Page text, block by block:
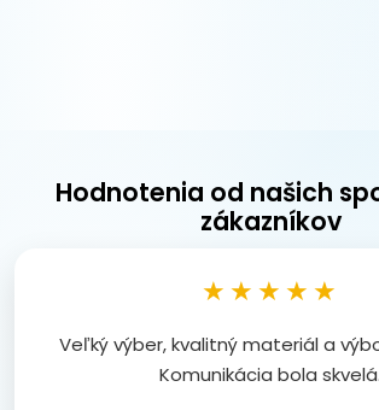
Hodnotenia od našich
zákazníkov
★★★★★
Veľký výber, kvalitný materiál a
Komunikácia bola skvelá.